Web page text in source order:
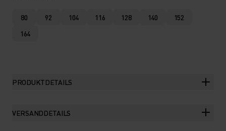
80 92 104 116 128 140
152
164
PRODUKTDETAILS
VERSANDDETAILS